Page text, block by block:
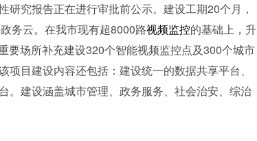
究报告正在进行审批前公示。建设工期20个月，
务云。在我市现有超8000路视频监控的基础上，升
要场所补充建设320个智能视频监控点及300个城市
目建设内容还包括：建设统一的数据共享平台、
。建设涵盖城市管理、政务服务、社会治安、综治